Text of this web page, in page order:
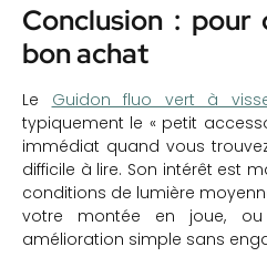
Conclusion : pour
bon achat
Le Guidon fluo vert à
typiquement le « petit
immédiat quand vous
difficile à lire. Son intérêt est
conditions de lumière
votre montée en joue,
amélioration simple sans